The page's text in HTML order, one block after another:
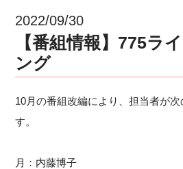
2022/09/30
【番組情報】775ラ
ング
10月の番組改編により、担当者が
す。
月：内藤博子